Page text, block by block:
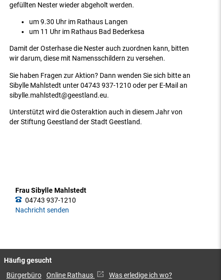
gefüllten Nester wieder abgeholt werden.
um 9.30 Uhr im Rathaus Langen
um 11 Uhr im Rathaus Bad Bederkesa
Damit der Osterhase die Nester auch zuordnen kann, bitten
wir darum, diese mit Namensschildern zu versehen.
Sie haben Fragen zur Aktion? Dann wenden Sie sich bitte an
Sibylle Mahlstedt unter 04743 937-1210 oder per E-Mail an
sibylle.mahlstedt@geestland.eu.
Unterstützt wird die Osteraktion auch in diesem Jahr von
der Stiftung Geestland der Stadt Geestland.
Frau Sibylle Mahlstedt
04743 937-1210
Nachricht senden
Häufig gesucht
Bürgerbüro Online Rathaus
Was erledige ich wo?